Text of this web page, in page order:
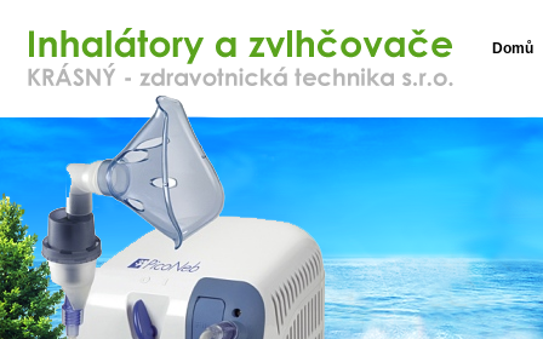
Domů